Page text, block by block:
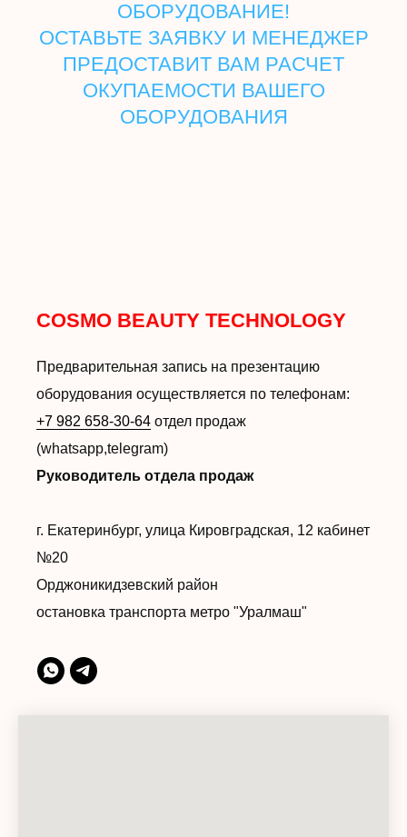
ОБОРУДОВАНИЕ!
ОСТАВЬТЕ ЗАЯВКУ И МЕНЕДЖЕР
ПРЕДОСТАВИТ ВАМ РАСЧЕТ
ОКУПАЕМОСТИ ВАШЕГО
ОБОРУДОВАНИЯ
COSMO BEAUTY TECHNOLOGY
Предварительная запись на презентацию
оборудования осуществляется по телефонам:
+7 982 658-30-64 отдел продаж
(whatsapp,telegram)
Руководитель отдела продаж
г. Екатеринбург, улица Кировградская, 12 кабинет
№20
Орджоникидзевский район
остановка транспорта метро "Уралмаш"